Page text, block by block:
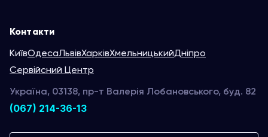
Контакти
КиївОдесаЛьвівХарківХмельницькийДніпро
Сервійсний Центр
Україна, 03138, пр-т Валерія Лобановського, буд. 82
(067) 214-36-13